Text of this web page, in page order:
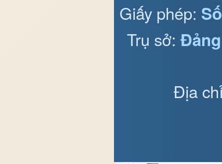
Giấy phép:
Trụ sở:
Địa